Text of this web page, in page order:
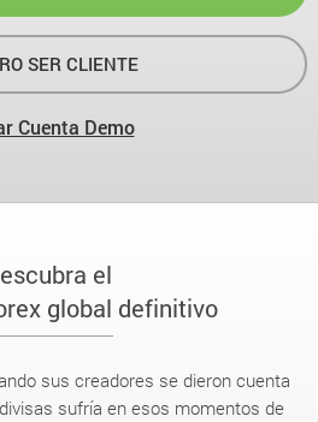
SER CLIENTE
Cuenta Demo
el
global definitivo
sus creadores se dieron cuenta
sufría en esos momentos de